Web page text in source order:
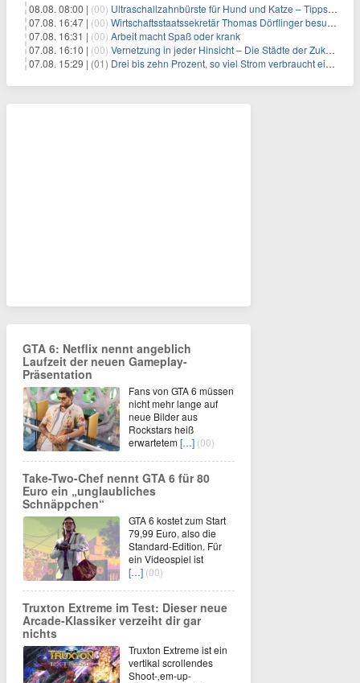
08.08. 08:00 | (00) Ultraschallzahnbürste für Hund und Katze – Tipps zur erfolgreichen Eingewöhnung
07.08. 16:47 | (00) Wirtschaftsstaatssekretär Thomas Dörflinger besucht Handwerksbetrieb im Kammerbezirk Freiburg
07.08. 16:31 | (00) Arbeit macht Spaß oder krank
07.08. 16:10 | (00) Vernetzung in jeder Hinsicht – Die Städte der Zukunft sind grün-blau
07.08. 15:29 | (01) Drei bis zehn Prozent, so viel Strom verbraucht ein Aufzug im Gebäude
GTA 6: Netflix nennt angeblich
Laufzeit der neuen Gameplay-
Präsentation
Fans von GTA 6 müssen
nicht mehr lange auf
neue Bilder aus
Rockstars heiß
erwartetem[…] (00)
Take-Two-Chef nennt GTA 6 für 80
Euro ein „unglaubliches
Schnäppchen“
GTA 6 kostet zum Start
79,99 Euro, also die
Standard-Edition. Für
ein Videospiel ist
[…] (00)
Truxton Extreme im Test: Dieser neue
Arcade-Klassiker verzeiht dir gar
nichts
Truxton Extreme ist ein
vertikal scrollendes
Shoot-‚em-up-